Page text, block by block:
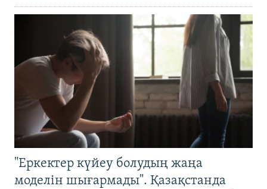
"Еркектер күйеу болудың жаңа
моделін шығармады". Қазақстанда